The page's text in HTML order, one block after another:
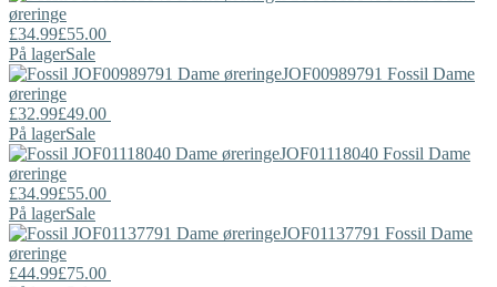
øreringe
£34.99£55.00
På lagerSale
JOF00989791 Fossil Dame
øreringe
£32.99£49.00
På lagerSale
JOF01118040 Fossil Dame
øreringe
£34.99£55.00
På lagerSale
JOF01137791 Fossil Dame
øreringe
£44.99£75.00